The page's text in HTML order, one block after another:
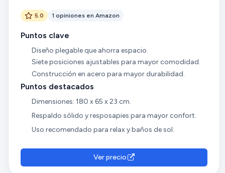
5.0 1 opiniones en Amazon
Puntos clave
Diseño plegable que ahorra espacio.
Siete posiciones ajustables para mayor comodidad.
Construcción en acero para mayor durabilidad.
Puntos destacados
Dimensiones: 180 x 65 x 23 cm.
Respaldo sólido y resposapies para mayor confort.
Uso recomendado para relax y baños de sol.
Ver precio